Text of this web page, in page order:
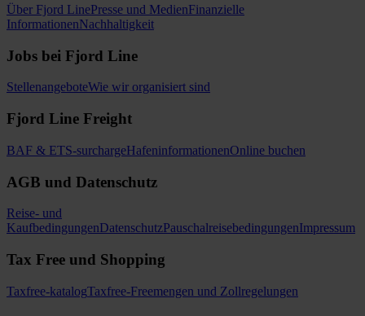
Über Fjord LinePresse und MedienFinanzielle
InformationenNachhaltigkeit
Jobs bei Fjord Line
StellenangeboteWie wir organisiert sind
Fjord Line Freight
BAF & ETS-surchargeHafeninformationenOnline buchen
AGB und Datenschutz
Reise- und
KaufbedingungenDatenschutzPauschalreisebedingungenImpressum
Tax Free und Shopping
Taxfree-katalogTaxfree-Freemengen und Zollregelungen